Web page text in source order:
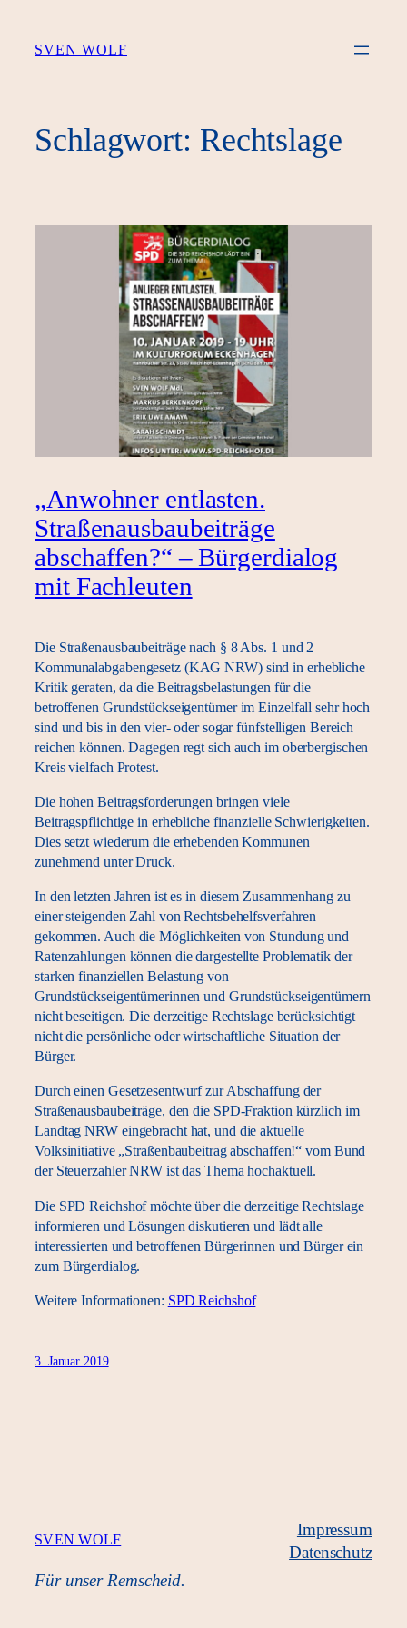
Inhalt
SVEN WOLF
Schlagwort: Rechtslage
„Anwohner entlasten.
Straßenausbaubeiträge
abschaffen?“ – Bürgerdialog
mit Fachleuten
Die Straßenausbaubeiträge nach § 8 Abs. 1 und 2
Kommunalabgabengesetz (KAG NRW) sind in erhebliche
Kritik geraten, da die Beitragsbelastungen für die
betroffenen Grundstückseigentümer im Einzelfall sehr hoch
sind und bis in den vier- oder sogar fünfstelligen Bereich
reichen können. Dagegen regt sich auch im oberbergischen
Kreis vielfach Protest.
Die hohen Beitragsforderungen bringen viele
Beitragspflichtige in erhebliche finanzielle Schwierigkeiten.
Dies setzt wiederum die erhebenden Kommunen
zunehmend unter Druck.
In den letzten Jahren ist es in diesem Zusammenhang zu
einer steigenden Zahl von Rechtsbehelfsverfahren
gekommen. Auch die Möglichkeiten von Stundung und
Ratenzahlungen können die dargestellte Problematik der
starken finanziellen Belastung von
Grundstückseigentümerinnen und Grundstückseigentümern
nicht beseitigen. Die derzeitige Rechtslage berücksichtigt
nicht die persönliche oder wirtschaftliche Situation der
Bürger.
Durch einen Gesetzesentwurf zur Abschaffung der
Straßenausbaubeiträge, den die SPD-Fraktion kürzlich im
Landtag NRW eingebracht hat, und die aktuelle
Volksinitiative „Straßenbaubeitrag abschaffen!“ vom Bund
der Steuerzahler NRW ist das Thema hochaktuell.
Die SPD Reichshof möchte über die derzeitige Rechtslage
informieren und Lösungen diskutieren und lädt alle
interessierten und betroffenen Bürgerinnen und Bürger ein
zum Bürgerdialog.
Weitere Informationen: SPD Reichshof
3. Januar 2019
SVEN WOLF
Für unser Remscheid.
Impressum
Datenschutz